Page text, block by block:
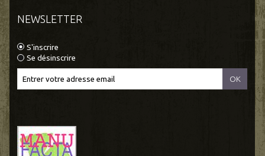
NEWSLETTER
S'inscrire
Se désinscrire